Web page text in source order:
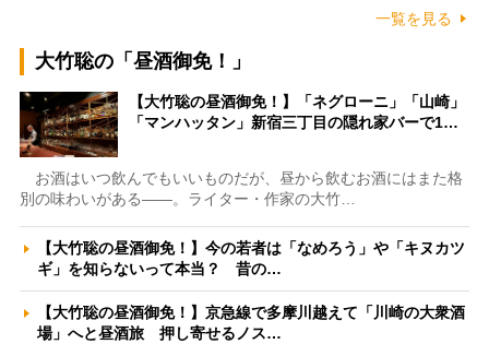
一覧を見る
大竹聡の「昼酒御免！」
【大竹聡の昼酒御免！】「ネグローニ」「山崎」
「マンハッタン」新宿三丁目の隠れ家バーで1…
お酒はいつ飲んでもいいものだが、昼から飲むお酒にはまた格
別の味わいがある――。ライター・作家の大竹…
【大竹聡の昼酒御免！】今の若者は「なめろう」や「キヌカツ
ギ」を知らないって本当？ 昔の…
【大竹聡の昼酒御免！】京急線で多摩川越えて「川崎の大衆酒
場」へと昼酒旅 押し寄せるノス…